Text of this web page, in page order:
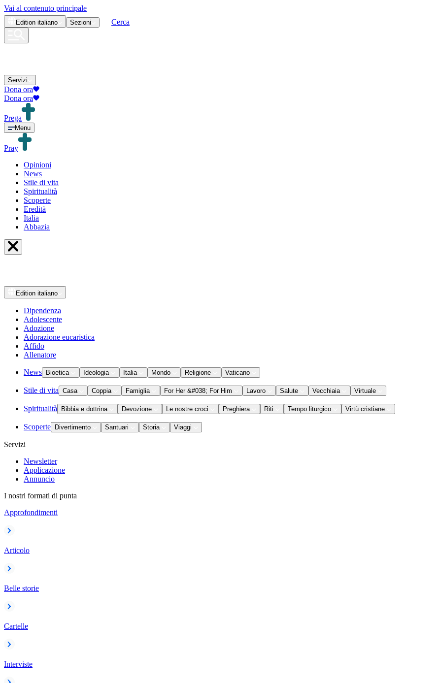
Vai al contenuto principale
Edition italiano Sezioni Cerca
Servizi
Dona ora
Dona ora
Prega
Menu
Pray
Opinioni
News
Stile di vita
Spiritualità
Scoperte
Eredità
Italia
Abbazia
Edition italiano
Dipendenza
Adolescente
Adozione
Adorazione eucaristica
Affido
Allenatore
News Bioetica Ideologia Italia Mondo Religione Vaticano
Stile di vita Casa Coppia Famiglia For Her &#038; For Him Lavoro Salute Vecchiaia Virtuale
Spiritualità Bibbia e dottrina Devozione Le nostre croci Preghiera Riti Tempo liturgico Virtù cristiane
Scoperte Divertimento Santuari Storia Viaggi
Servizi
Newsletter
Applicazione
Annuncio
I nostri formati di punta
Approfondimenti
Articolo
Belle storie
Cartelle
Interviste